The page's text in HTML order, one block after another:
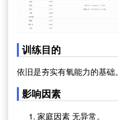
训练目的
依旧是夯实有氧能力的基础。
影响因素
家庭因素 无异常。